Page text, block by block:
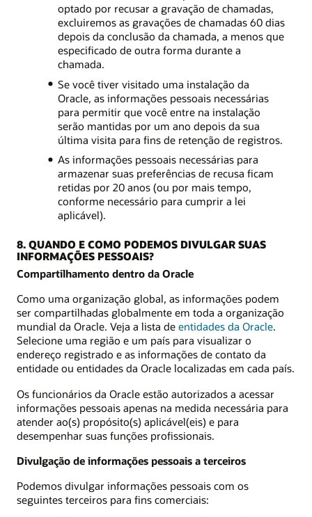
optado por recusar a gravação de chamadas,
excluiremos as gravações de chamadas 60 dias
depois da conclusão da chamada, a menos que
especificado de outra forma durante a
chamada.
Se você tiver visitado uma instalação da
Oracle, as informações pessoais necessárias
para permitir que você entre na instalação
serão mantidas por um ano depois da sua
última visita para fins de retenção de registros.
As informações pessoais necessárias para
armazenar suas preferências de recusa ficam
retidas por 20 anos (ou por mais tempo,
conforme necessário para cumprir a lei
aplicável).
8. QUANDO E COMO PODEMOS DIVULGAR SUAS
INFORMAÇÕES PESSOAIS?
Compartilhamento dentro da Oracle
Como uma organização global, as informações podem
ser compartilhadas globalmente em toda a organização
mundial da Oracle. Veja a lista de entidades da Oracle.
Selecione uma região e um país para visualizar o
endereço registrado e as informações de contato da
entidade ou entidades da Oracle localizadas em cada país.
Os funcionários da Oracle estão autorizados a acessar
informações pessoais apenas na medida necessária para
atender ao(s) propósito(s) aplicável(eis) e para
desempenhar suas funções profissionais.
Divulgação de informações pessoais a terceiros
Podemos divulgar informações pessoais com os
seguintes terceiros para fins comerciais: